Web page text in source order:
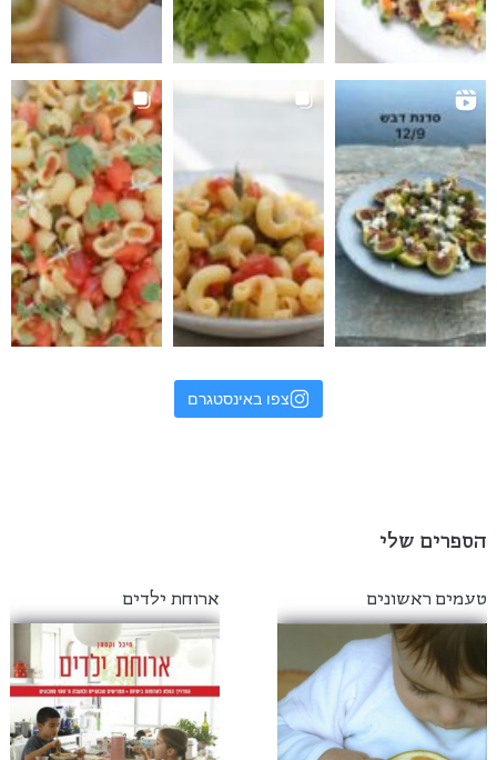
צפו באינסטגרם
הספרים שלי
טעמים ראשונים ארוחת ילדים